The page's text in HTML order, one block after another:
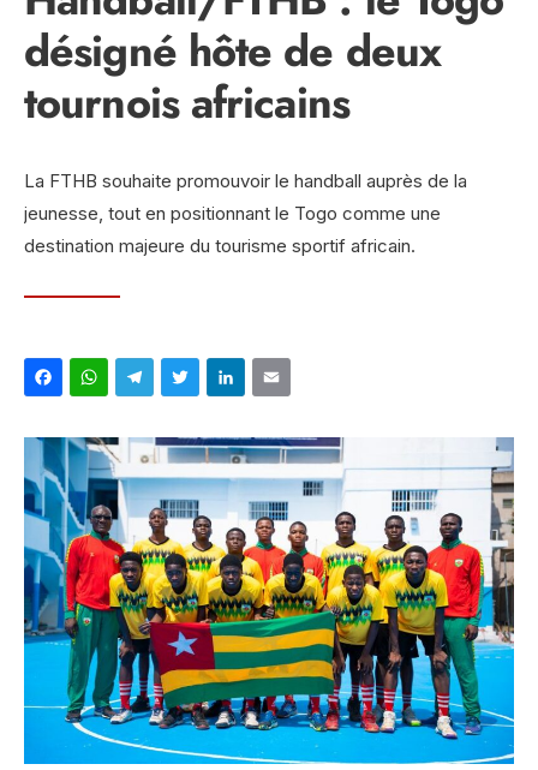
désigné hôte de deux
tournois africains
La FTHB souhaite promouvoir le handball auprès de la
jeunesse, tout en positionnant le Togo comme une
destination majeure du tourisme sportif africain.
Facebook
WhatsApp
Telegram
Twitter
LinkedIn